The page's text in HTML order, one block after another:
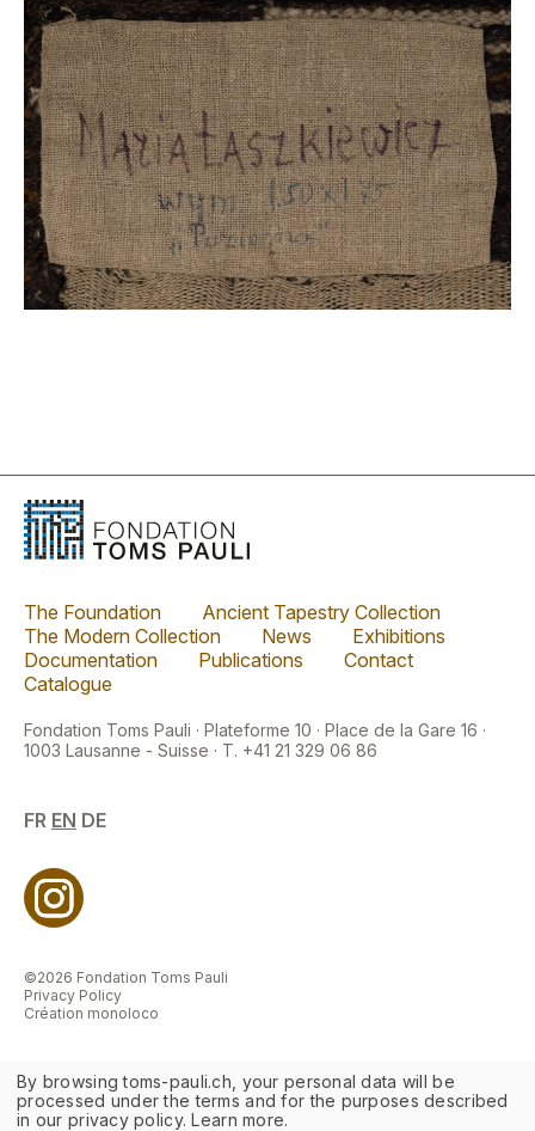
The Foundation
Ancient Tapestry Collection
The Modern Collection
News
Exhibitions
Documentation
Publications
Contact
Catalogue
Fondation Toms Pauli · Plateforme 10 · Place de la Gare 16 ·
1003 Lausanne - Suisse · T. +41 21 329 06 86
FR EN DE
©2026 Fondation Toms Pauli
Privacy Policy
Création monoloco
By browsing toms-pauli.ch, your personal data will be
processed under the terms and for the purposes described
in our privacy policy. Learn more.